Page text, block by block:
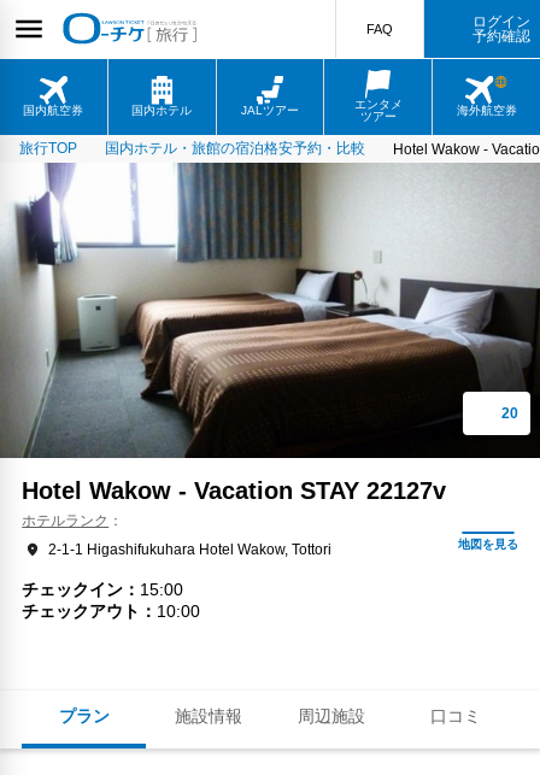
国内航空券 国内ホテル JALツアー
エンタメ
ツアー
海外航空券
FAQ
ログイン
予約確認
旅行TOP 国内ホテル・旅館の宿泊格安予約・比較 Hotel Wakow -
プラン 施設情報 周辺施設 口コミ
Hotel Wakow - Vacation STAY 22127v
ホテルランク
2-1-1 Higashifukuhara Hotel Wakow, Tottori
チェックイン
15:00
チェックアウト
10:00